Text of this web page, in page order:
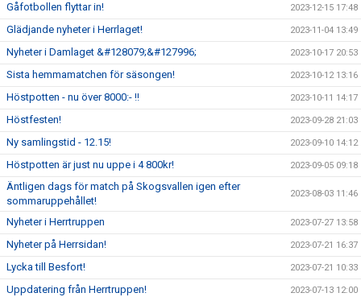
Gåfotbollen flyttar in! 2023-12-15 17:48
Glädjande nyheter i Herrlaget! 2023-11-04 13:49
Nyheter i Damlaget &#128079;&#127996; 2023-10-17 20:53
Sista hemmamatchen för säsongen! 2023-10-12 13:16
Höstpotten - nu över 8000:- !! 2023-10-11 14:17
Höstfesten! 2023-09-28 21:03
Ny samlingstid - 12.15! 2023-09-10 14:12
Höstpotten är just nu uppe i 4 800kr! 2023-09-05 09:18
Äntligen dags för match på Skogsvallen igen efter
sommaruppehållet!
2023-08-03 11:46
Nyheter i Herrtruppen 2023-07-27 13:58
Nyheter på Herrsidan! 2023-07-21 16:37
Lycka till Besfort! 2023-07-21 10:33
Uppdatering från Herrtruppen! 2023-07-13 12:00